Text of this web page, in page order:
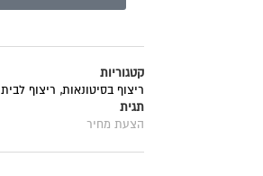
קטגוריות
ריצוף בסיטונאות, ריצוף לבית
תגית
הצעת מחיר